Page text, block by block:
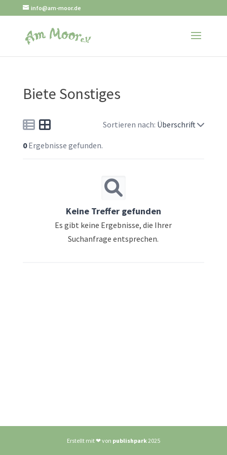
info@am-moor.de
Biete Sonstiges
Sortieren nach: Überschrift
0 Ergebnisse gefunden.
Keine Treffer gefunden
Es gibt keine Ergebnisse, die Ihrer
Suchanfrage entsprechen.
Erstellt mit ❤ von publishpark2025